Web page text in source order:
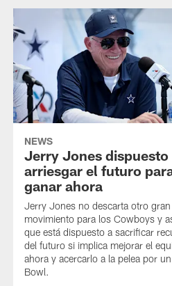
NEWS
Jerry Jones dispuesto
arriesgar el futuro
ganar ahora
Jerry Jones no descarta otro gran
movimiento para los Cowboys y
que está dispuesto a sacrificar
del futuro si implica mejorar el
ahora y acercarlo a la pelea por
Bowl.